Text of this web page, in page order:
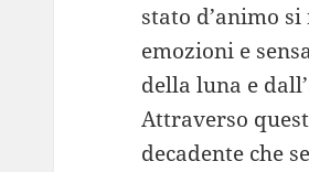
stato d’animo
emozioni e
della luna e
Attraverso
decadente che